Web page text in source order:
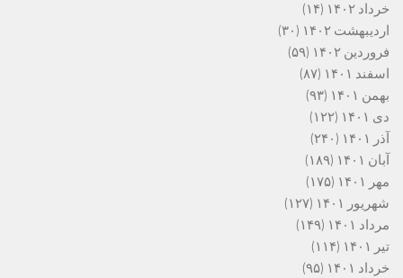
خرداد ۱۴۰۲
(۱۴)
اردیبهشت ۱۴۰۲
(۳۰)
فروردین ۱۴۰۲
(۵۹)
اسفند ۱۴۰۱
(۸۷)
بهمن ۱۴۰۱
(۹۳)
دی ۱۴۰۱
(۱۲۲)
آذر ۱۴۰۱
(۲۴۰)
آبان ۱۴۰۱
(۱۸۹)
مهر ۱۴۰۱
(۱۷۵)
شهریور ۱۴۰۱
(۱۲۷)
مرداد ۱۴۰۱
(۱۴۹)
تیر ۱۴۰۱
(۱۱۴)
خرداد ۱۴۰۱
(۹۵)